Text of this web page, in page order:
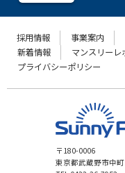
採用情報 事業案内
新着情報
マンスリーレ
プライバシーポリシー
〒180-0006
東京都武蔵野市中